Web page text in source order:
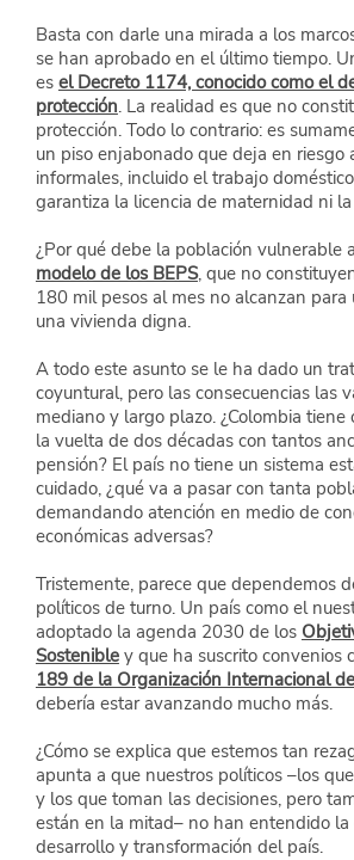
Basta con darle una mirada a los
se han aprobado en el último tiempo.
es el Decreto 1174, conocido como el
protección. La realidad es que no
protección. Todo lo contrario: es
un piso enjabonado que deja en riesgo
informales, incluido el trabajo
garantiza la licencia de maternidad ni
¿Por qué debe la población vulnerable
modelo de los BEPS, que no
180 mil pesos al mes no alcanzan
una vivienda digna.
A todo este asunto se le ha dado un
coyuntural, pero las consecuencias las
mediano y largo plazo. ¿Colombia tiene
la vuelta de dos décadas con tantos
pensión? El país no tiene un sistema
cuidado, ¿qué va a pasar con tanta
demandando atención en medio de
económicas adversas?
Tristemente, parece que dependemos
políticos de turno. Un país como el
adoptado la agenda 2030 de los
Sostenible y que ha suscrito convenios
189 de la Organización Internacional
debería estar avanzando mucho más.
¿Cómo se explica que estemos tan
apunta a que nuestros políticos –los
y los que toman las decisiones, pero
están en la mitad– no han entendido
desarrollo y transformación del país.